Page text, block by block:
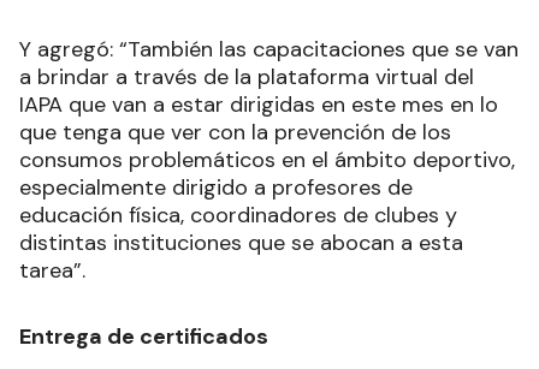
Y agregó: “También las capacitaciones que se van
a brindar a través de la plataforma virtual del
IAPA que van a estar dirigidas en este mes en lo
que tenga que ver con la prevención de los
consumos problemáticos en el ámbito deportivo,
especialmente dirigido a profesores de
educación física, coordinadores de clubes y
distintas instituciones que se abocan a esta
tarea”.
Entrega de certificados